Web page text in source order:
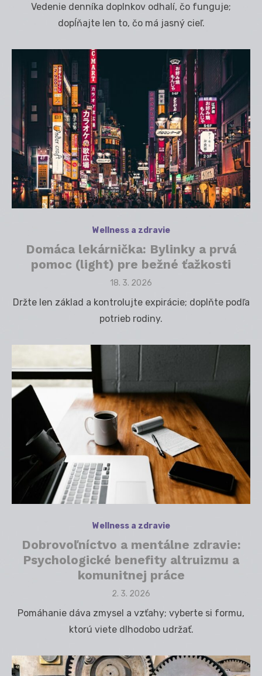
Vedenie denníka doplnkov odhalí, čo funguje;
dopĺňajte len to, čo má jasný cieľ.
Wellness a zdravie
Domáca lekárnička: Bylinky a prvá
pomoc (light) pre bežné ťažkosti
Posted
18. 3. 2026
Držte len základ a kontrolujte expirácie; doplňte podľa
potrieb rodiny.
Wellness a zdravie
Dobrovoľníctvo a mentálne zdravie:
Psychologické benefity altruizmu a
komunitnej práce
Posted
2. 3. 2026
Pomáhanie dáva zmysel a vzťahy; vyberte si formu,
ktorú viete dlhodobo udržať.